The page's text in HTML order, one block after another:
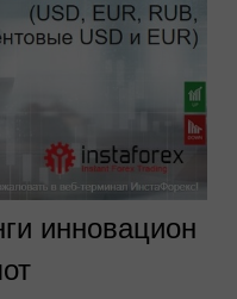
инновацион